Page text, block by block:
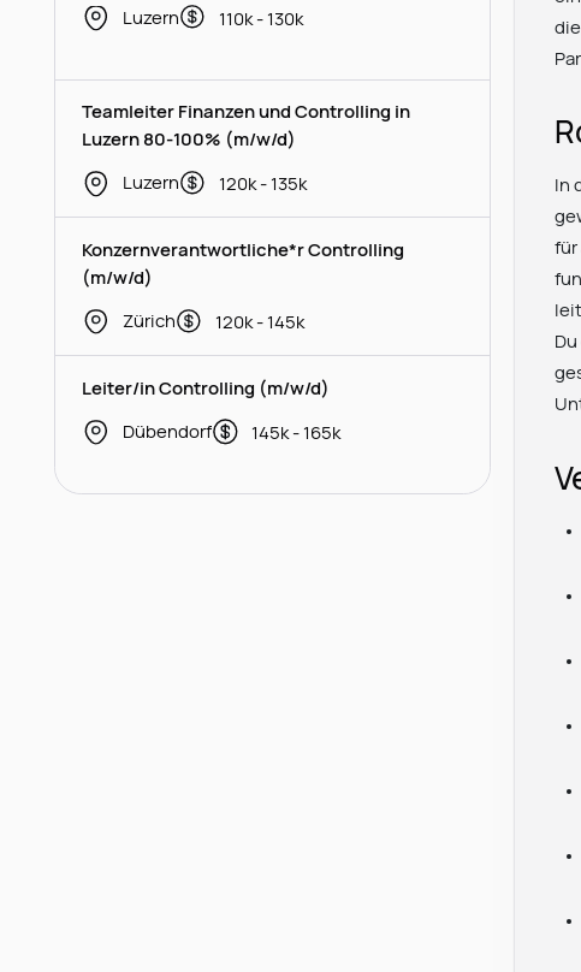
Luzern
110k - 130k
Teamleiter Finanzen und Controlling in
Luzern 80-100% (m/w/d)
Luzern
120k - 135k
Konzernverantwortliche*r Controlling
(m/w/d)
Zürich
120k - 145k
Leiter/in Controlling (m/w/d)
Dübendorf
145k - 165k
In
für